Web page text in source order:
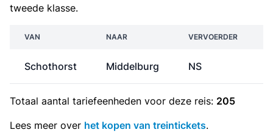
tweede klasse.
VAN NAAR VERVOERDER
Schothorst Middelburg NS
Totaal aantal tariefeenheden voor deze reis: 205
Lees meer over het kopen van treintickets.